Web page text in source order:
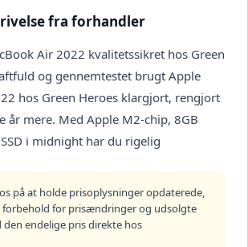
fra forhandler
Air 2022 kvalitetssikret hos Green
og gennemtestet brugt Apple
hos Green Heroes klargjort, rengjort
år mere. Med Apple M2-chip, 8GB
i midnight har du rigelig
på at holde prisoplysninger opdaterede,
forbehold for prisændringer og udsolgte
den endelige pris direkte hos